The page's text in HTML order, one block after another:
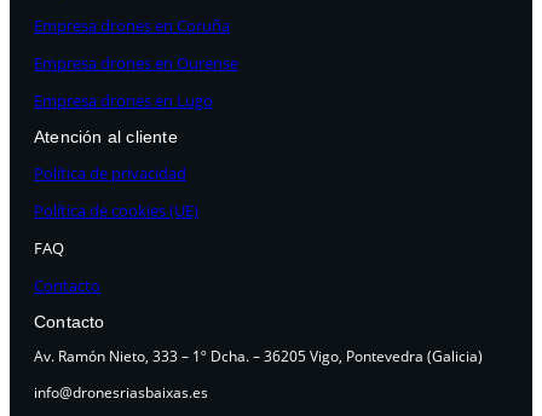
Empresa drones en Coruña
Empresa drones en Ourense
Empresa drones en Lugo
Atención al cliente
Política de privacidad
Política de cookies (UE)
FAQ
Contacto
Contacto
Av. Ramón Nieto, 333 – 1º Dcha. – 36205 Vigo, Pontevedra (Galicia)
info@dronesriasbaixas.es